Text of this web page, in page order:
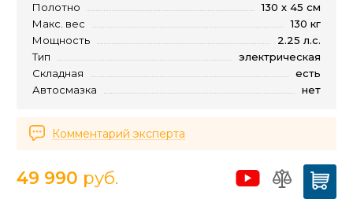
Полотно
130 х 45 см
Макс. вес
130 кг
Мощность
2.25 л.с.
Тип
электрическая
Складная
есть
Автосмазка
нет
Комментарий эксперта
49 990 руб.